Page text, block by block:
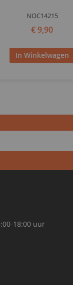
NOC14215
€ 9,90
In Winkelwagen
18:00 uur